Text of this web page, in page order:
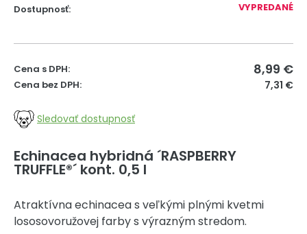
Dostupnosť:
VYPREDANÉ
Cena s DPH: 8,99 €
Cena bez DPH: 7,31 €
Sledovať dostupnosť
Echinacea hybridná ´RASPBERRY
TRUFFLE®´ kont. 0,5 l
Atraktívna echinacea s veľkými plnými kvetmi
lososovoružovej farby s výrazným stredom.